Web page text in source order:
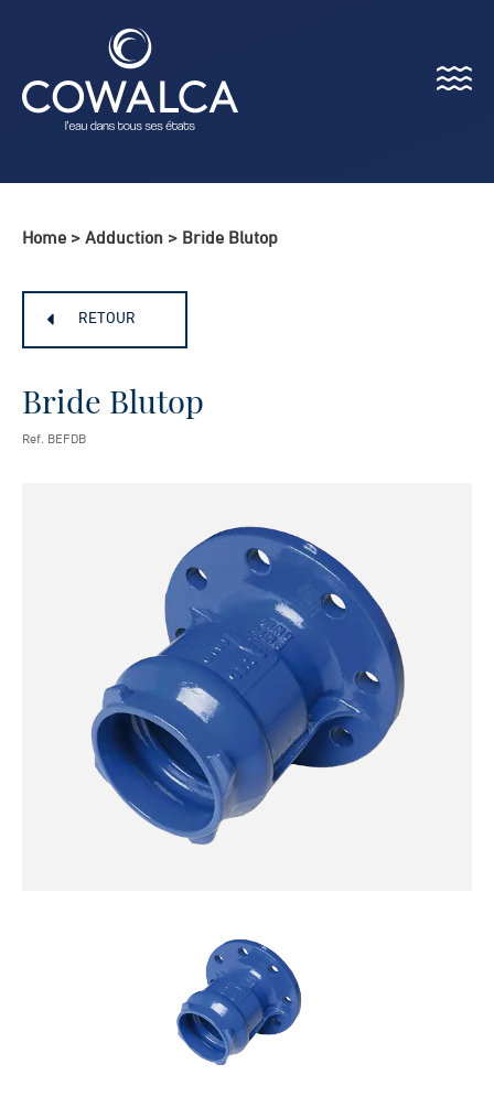
Menu
Home > Adduction > Bride Blutop
RETOUR
Bride Blutop
Ref. BEFDB